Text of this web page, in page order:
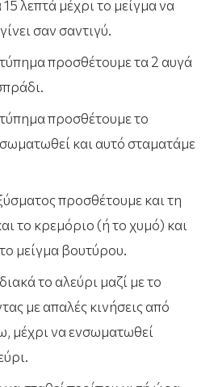
15 λεπτά μέχρι το μείγμα να
σαν σαντιγύ.
προσθέτουμε τα 2 αυγά
προσθέτουμε το
και αυτό σταματάμε
προσθέτουμε και τη
το κρεμόριο (ή το χυμό) και
μείγμα βουτύρου.
το αλεύρι μαζί με το
με απαλές κινήσεις από
μέχρι να ενσωματωθεί